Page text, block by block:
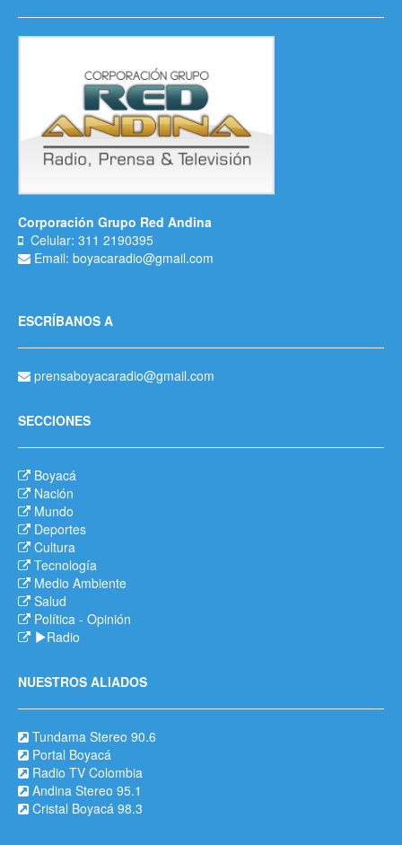
Corporación Grupo Red Andina
Celular: 311 2190395
Email: boyacaradio@gmail.com
ESCRÍBANOS A
prensaboyacaradio@gmail.com
SECCIONES
Boyacá
Nación
Mundo
Deportes
Cultura
Tecnología
Medio Ambiente
Salud
Política - Opinión
Radio
NUESTROS ALIADOS
Tundama Stereo 90.6
Portal Boyacá
Radio TV Colombia
Andina Stereo 95.1
Cristal Boyacá 98.3